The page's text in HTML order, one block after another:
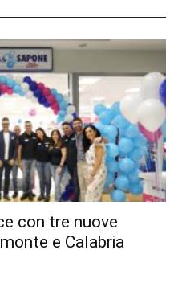
con tre nuove
e Calabria